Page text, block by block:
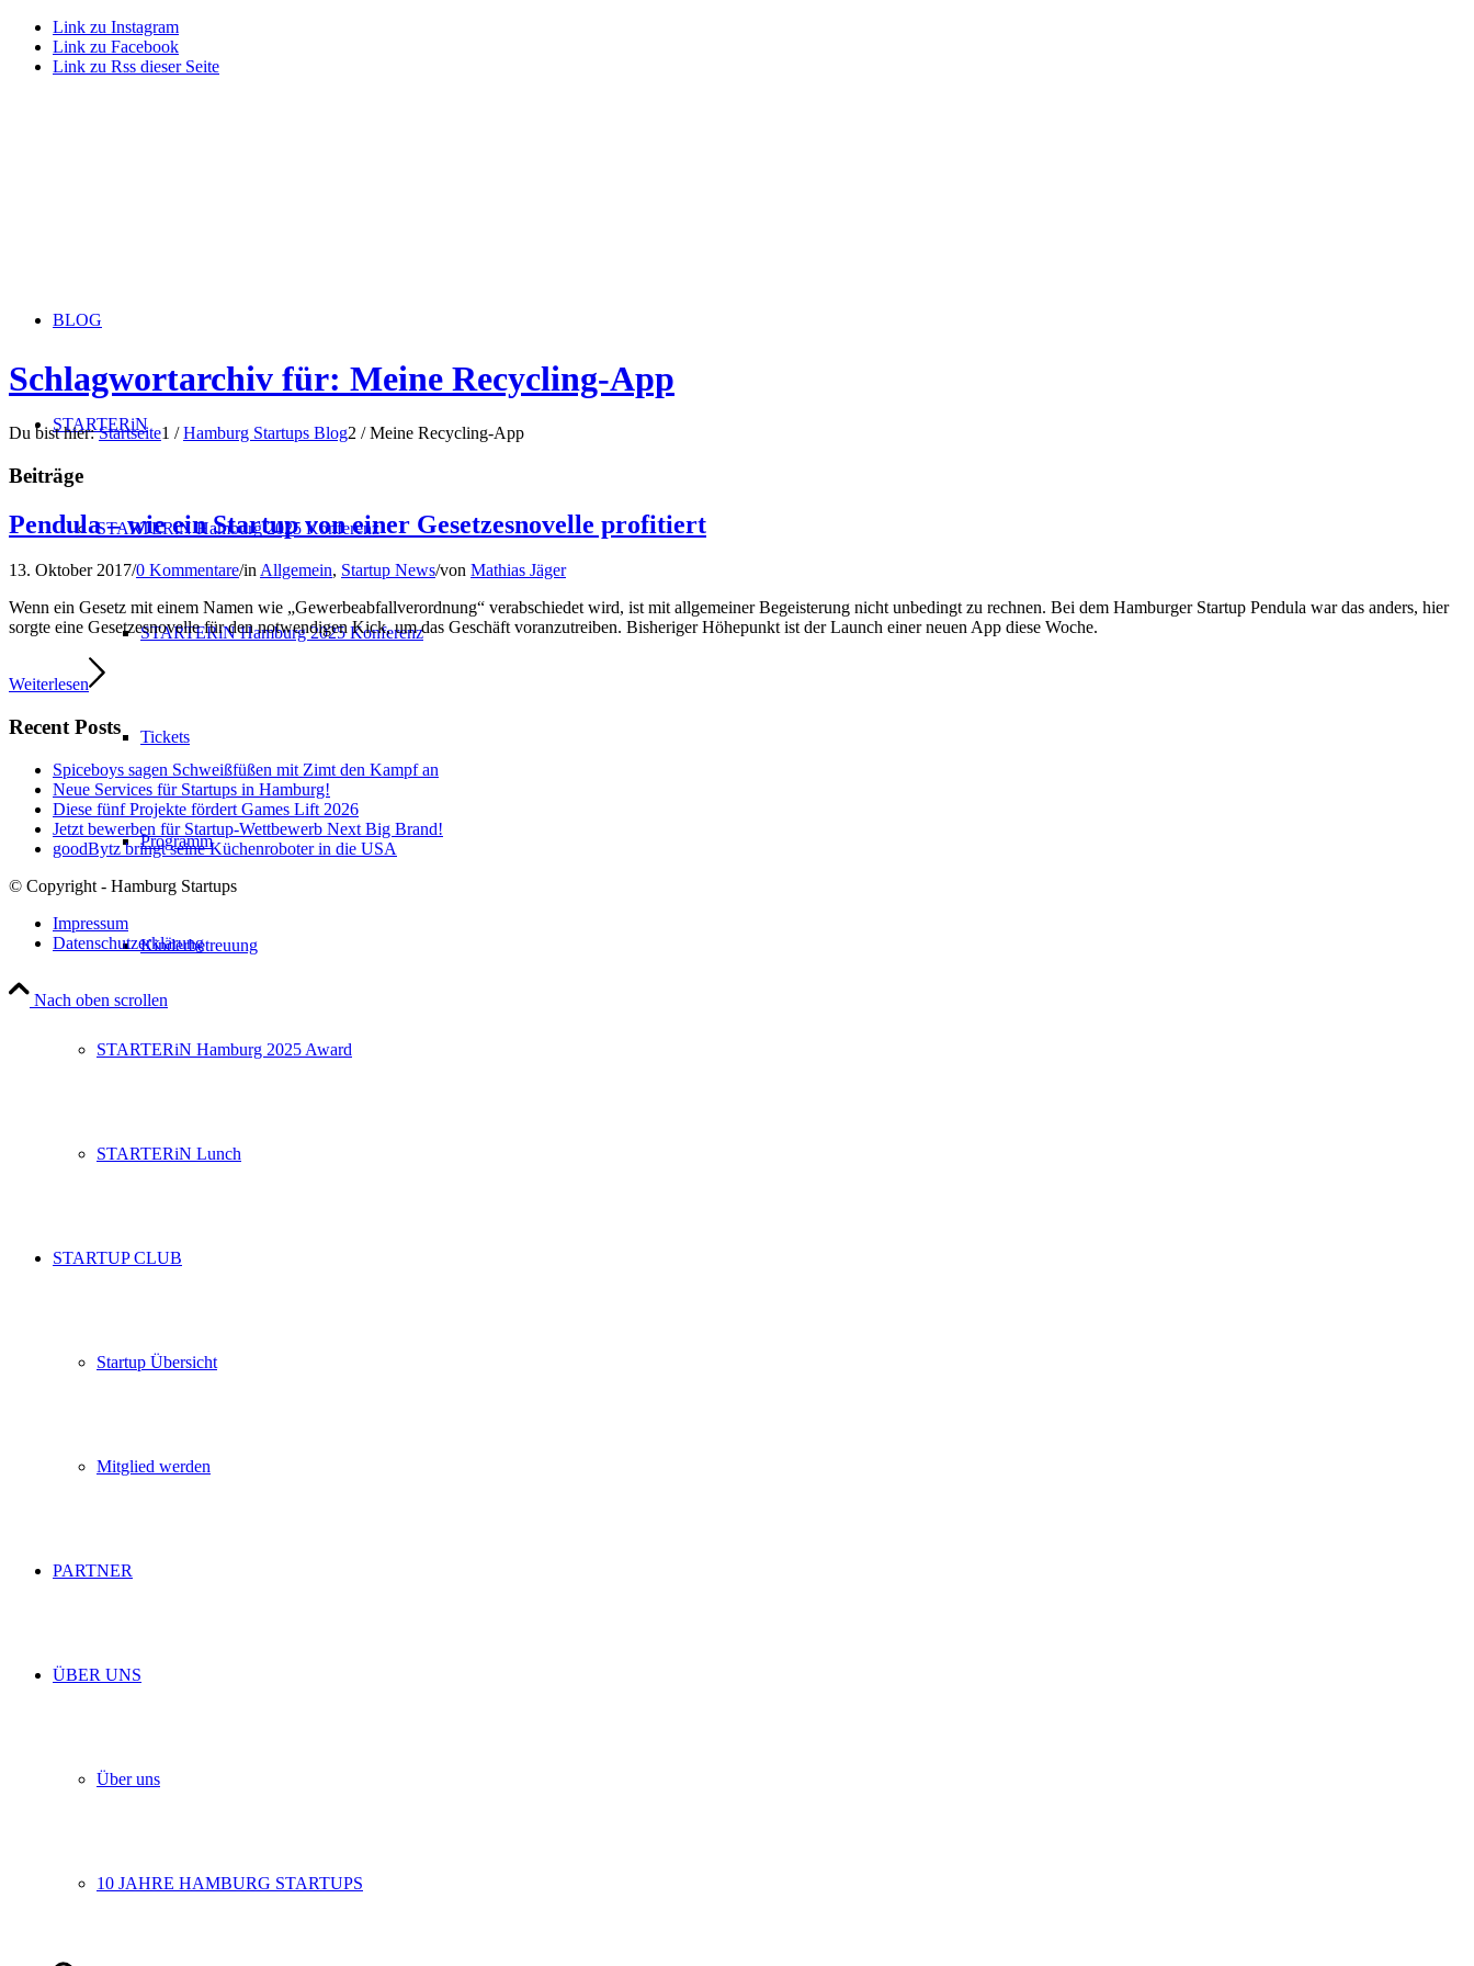
Link zu Instagram
Link zu Facebook
Link zu Rss dieser Seite
BLOG
STARTERiN
STARTERiN Hamburg 2025 Konferenz
STARTERiN Hamburg 2025 Konferenz
Tickets
Programm
Kinderbetreuung
STARTERiN Hamburg 2025 Award
STARTERiN Lunch
STARTUP CLUB
Startup Übersicht
Mitglied werden
PARTNER
ÜBER UNS
Über uns
10 JAHRE HAMBURG STARTUPS
Schlagwortarchiv für: Meine Recycling-App
Du bist hier: Startseite1 / Hamburg Startups Blog2 / Meine Recycling-App
Beiträge
Pendula – wie ein Startup von einer Gesetzesnovelle profitiert
13. Oktober 2017/0 Kommentare/inAllgemein, Startup News/von Mathias Jäger
Wenn ein Gesetz mit einem Namen wie „Gewerbeabfallverordnung“ verabschiedet wird, ist mit allgemeiner Begeisterung nicht unbedingt zu rechnen. Bei dem Hamburger Startup Pendula war das anders, hier
sorgte eine Gesetzesnovelle für den notwendigen Kick, um das Geschäft voranzutreiben. Bisheriger Höhepunkt ist der Launch einer neuen App diese Woche.
Weiterlesen
Recent Posts
Spiceboys sagen Schweißfüßen mit Zimt den Kampf an
Neue Services für Startups in Hamburg!
Diese fünf Projekte fördert Games Lift 2026
Jetzt bewerben für Startup-Wettbewerb Next Big Brand!
goodBytz bringt seine Küchenroboter in die USA
© Copyright - Hamburg Startups
Impressum
Datenschutzerklärung
Nach oben scrollen